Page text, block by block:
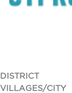
DISTRICT
VILLAGES/CITY